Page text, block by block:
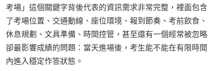
考場」這個關鍵字背後代表的資訊需求非常完整，裡面包含
了考場位置、交通動線、座位環境、報到節奏、考前飲食、
休息規劃、文具準備、時間控管，甚至還有一個經常被忽略
卻最影響成績的問題：當天進場後，考生能不能在有限時間
內進入穩定作答狀態。